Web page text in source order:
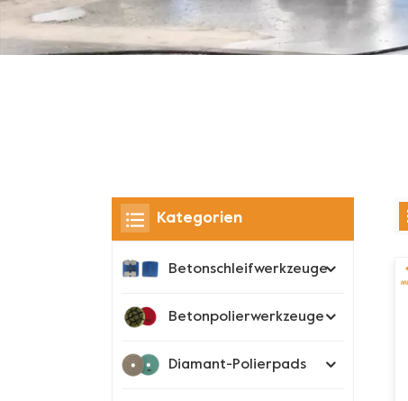
Kategorien
Betonschleifwerkzeuge
Betonpolierwerkzeuge
Diamant-Polierpads